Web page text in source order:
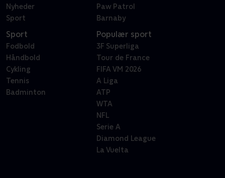
Nyheder
Sport
Paw Patrol
Barnaby
Sport
Fodbold
Håndbold
Cykling
Tennis
Badminton
Populær sport
3F Superliga
Tour de France
FIFA VM 2026
A Liga
ATP
WTA
NFL
Serie A
Diamond League
La Vuelta